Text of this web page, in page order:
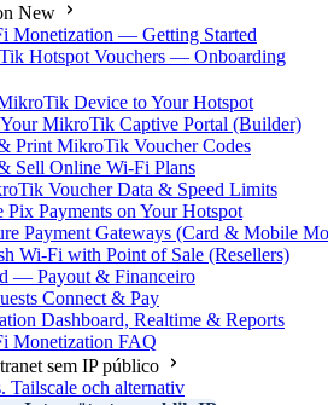
New
Monetization — Getting Started
Hotspot Vouchers — Onboarding
Device to Your Hotspot
MikroTik Captive Portal (Builder)
Print MikroTik Voucher Codes
Sell Online Wi-Fi Plans
Voucher Data & Speed Limits
Pix Payments on Your Hotspot
Payment Gateways (Card & Mobile
Wi-Fi with Point of Sale (Resellers)
— Payout & Financeiro
Connect & Pay
Dashboard, Realtime & Reports
Monetization FAQ
sem IP público
Tailscale och alternativ